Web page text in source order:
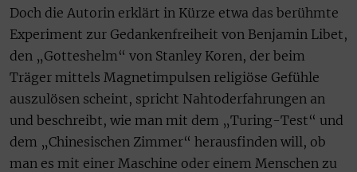
Doch die Autorin erklärt in Kürze etwa das berühmte
Experiment zur Gedankenfreiheit von Benjamin Libet,
den „Gotteshelm“ von Stanley Koren, der beim
Träger mittels Magnetimpulsen religiöse Gefühle
auszulösen scheint, spricht Nahtoderfahrungen an
und beschreibt, wie man mit dem „Turing-Test“ und
dem „Chinesischen Zimmer“ herausfinden will, ob
man es mit einer Maschine oder einem Menschen zu